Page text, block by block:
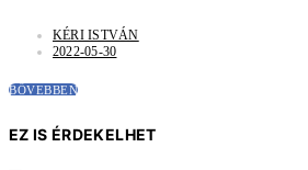
KÉRI ISTVÁN
2022-05-30
BŐVEBBEN
EZ IS ÉRDEKELHET